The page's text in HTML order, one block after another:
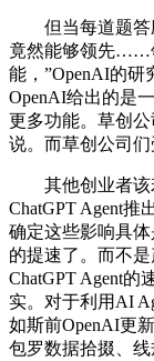
但当每道题答应
竟然能够领先……
能，”OpenAI的研
OpenAI给出的是
更多功能。草创
说。而草创公司们
其他创业者该
ChatGPT Agent
确定这些影响具
的提速了。而不
ChatGPT Agent
实。对于利用AI
如斯前OpenAI更
包罗数据拾掇、